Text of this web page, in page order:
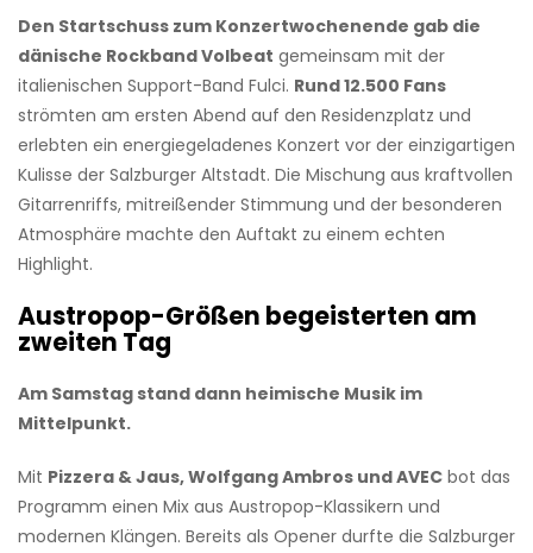
Den Startschuss zum Konzertwochenende gab die
dänische Rockband Volbeat gemeinsam mit der
italienischen Support-Band Fulci. Rund 12.500 Fans
strömten am ersten Abend auf den Residenzplatz und
erlebten ein energiegeladenes Konzert vor der einzigartigen
Kulisse der Salzburger Altstadt. Die Mischung aus kraftvollen
Gitarrenriffs, mitreißender Stimmung und der besonderen
Atmosphäre machte den Auftakt zu einem echten
Highlight.
Austropop-Größen begeisterten am
zweiten Tag
Am Samstag stand dann heimische Musik im
Mittelpunkt.
Mit Pizzera & Jaus, Wolfgang Ambros und AVEC bot das
Programm einen Mix aus Austropop-Klassikern und
modernen Klängen. Bereits als Opener durfte die Salzburger